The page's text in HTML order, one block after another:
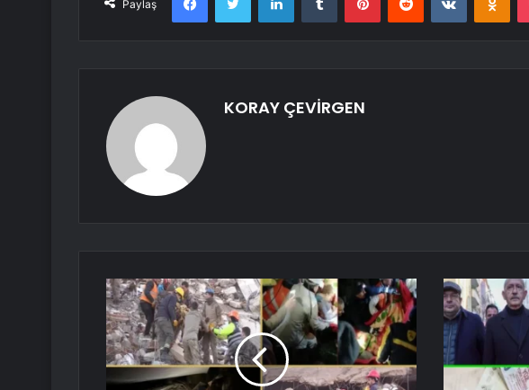
Paylaş
KORAY ÇEVİRGEN